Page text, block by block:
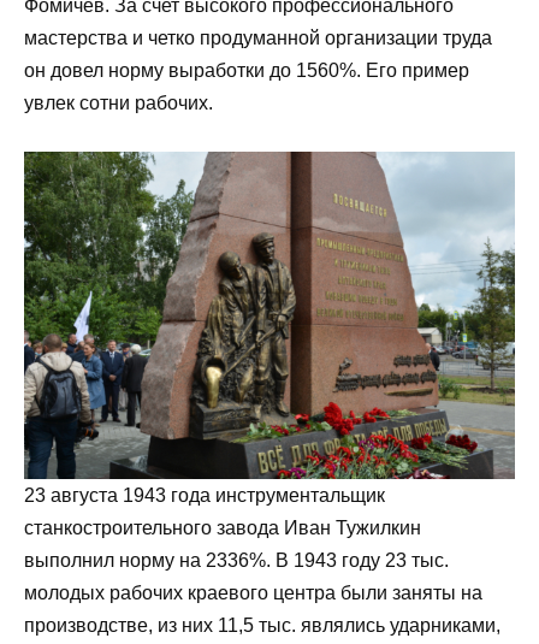
Фомичев. За счет высокого профессионального
мастерства и четко продуманной организации труда
он довел норму выработки до 1560%. Его пример
увлек сотни рабочих.
23 августа 1943 года инструментальщик
станкостроительного завода Иван Тужилкин
выполнил норму на 2336%. В 1943 году 23 тыс.
молодых рабочих краевого центра были заняты на
производстве, из них 11,5 тыс. являлись ударниками,